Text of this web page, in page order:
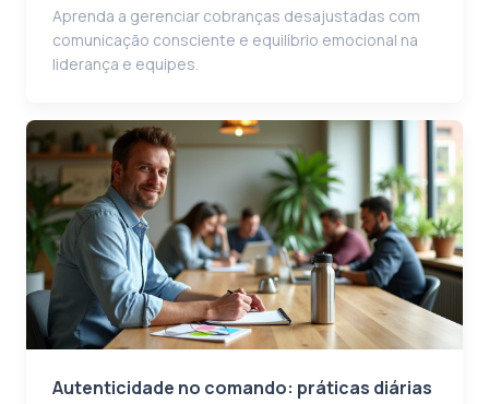
Aprenda a gerenciar cobranças desajustadas com
comunicação consciente e equilíbrio emocional na
liderança e equipes.
Autenticidade no comando: práticas diárias